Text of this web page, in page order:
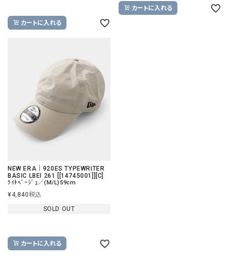
カートに入れる
カートに入れる
NEW ERA｜920ES TYPEWRITER
BASIC LBEI 261 [[14745001]][C]
ﾗｲﾄﾍﾞｰｼﾞｭ／(M/L)59cm
¥4,840税込
SOLD OUT
カートに入れる